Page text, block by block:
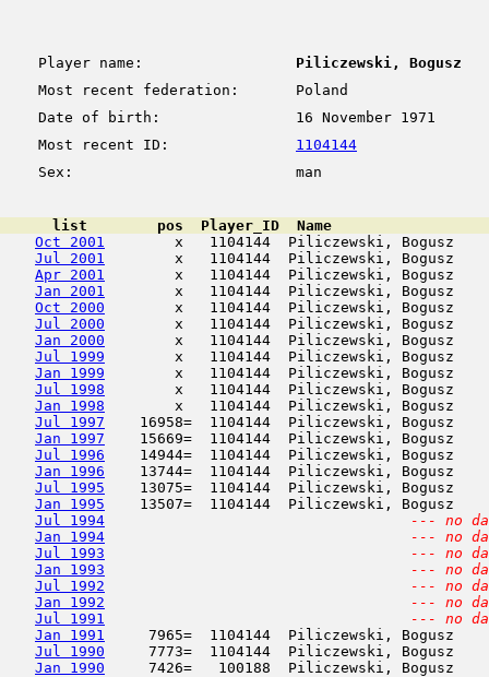
Player name:
Piliczewski, Bogusz
Most recent federation:
Poland
Date of birth:
16 November 1971
Most recent ID:
1104144
Sex:
man
list        pos  Player_ID  Name
Oct 2001
x   1104144  Piliczewski, Bogusz
Jul 2001
x   1104144  Piliczewski, Bogusz
Apr 2001
x   1104144  Piliczewski, Bogusz
Jan 2001
x   1104144  Piliczewski, Bogusz
Oct 2000
x   1104144  Piliczewski, Bogusz
Jul 2000
x   1104144  Piliczewski, Bogusz
Jan 2000
x   1104144  Piliczewski, Bogusz
Jul 1999
x   1104144  Piliczewski, Bogusz
Jan 1999
x   1104144  Piliczewski, Bogusz
Jul 1998
x   1104144  Piliczewski, Bogusz
Jan 1998
x   1104144  Piliczewski, Bogusz
Jul 1997
16958=  1104144  Piliczewski,
Jan 1997
15669=  1104144  Piliczewski,
Jul 1996
14944=  1104144  Piliczewski,
Jan 1996
13744=  1104144  Piliczewski,
Jul 1995
13075=  1104144  Piliczewski,
Jan 1995
13507=  1104144  Piliczewski, Bogusz
Jul 1994
--- no
Jan 1994
--- no
Jul 1993
--- no
Jan 1993
--- no
Jul 1992
--- no
Jan 1992
--- no
Jul 1991
--- no
Jan 1991
7965=  1104144  Piliczewski, Bogusz
Jul 1990
7773=  1104144  Piliczewski,
Jan 1990